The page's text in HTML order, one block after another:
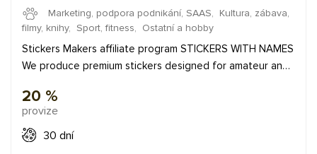
Marketing, podpora podnikání, SAAS, Kultura, zábava,
filmy, knihy, Sport, fitness, Ostatní a hobby
Stickers Makers affiliate program STICKERS WITH NAMES
We produce premium stickers designed for amateur and
choose your own logo via the unique editor!
Always goods in stock. You order it, we make it. The
average order of our customers is 550 CZK. Conversion
20 %
provize
30 dní